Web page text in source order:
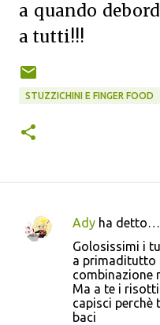
a quando
a tutti!!!
STUZZICHINI E FINGER FOOD
C
Ady ha detto…
Golosissimi i
a primaditutto
combinazione
Ma a te i risotti
capisci perchè
baci